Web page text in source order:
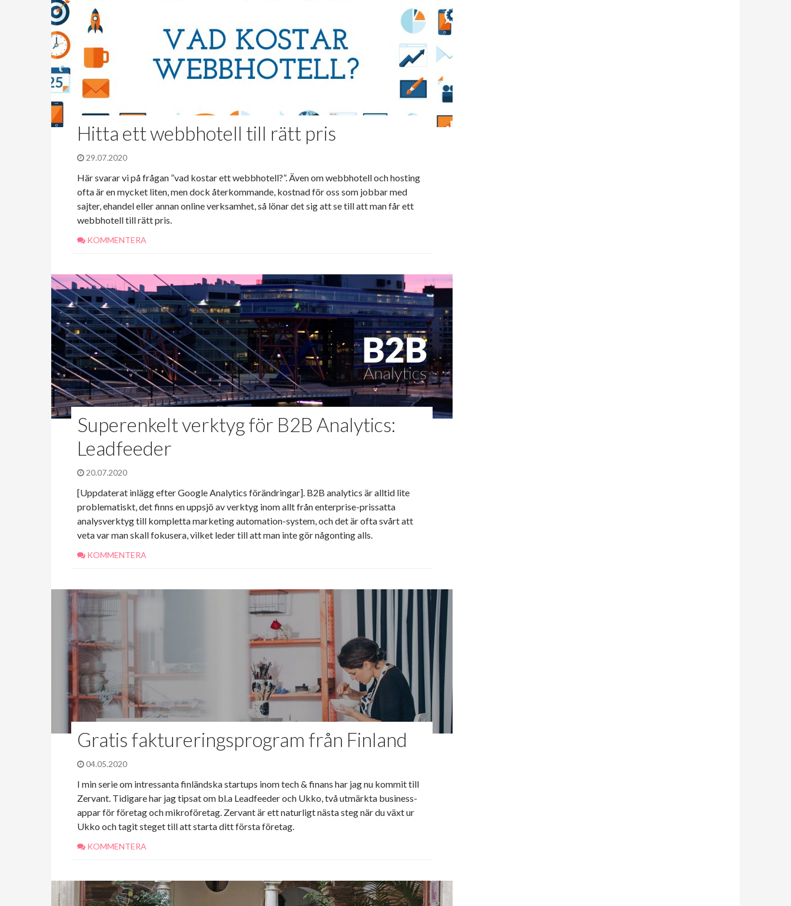
Hitta ett webbhotell till rätt pris
29.07.2020
Här svarar vi på frågan ”vad kostar ett webbhotell?”. Även om webbhotell och hosting
ofta är en mycket liten, men dock återkommande, kostnad för oss som jobbar med
sajter, ehandel eller annan online verksamhet, så lönar det sig att se till att man får ett
webbhotell till rätt pris.
KOMMENTERA
Superenkelt verktyg för B2B Analytics:
Leadfeeder
20.07.2020
[Uppdaterat inlägg efter Google Analytics förändringar]. B2B analytics är alltid lite
problematiskt, det finns en uppsjö av verktyg inom allt från enterprise-prissatta
analysverktyg till kompletta marketing automation-system, och det är ofta svårt att
veta var man skall fokusera, vilket leder till att man inte gör någonting alls.
KOMMENTERA
Gratis faktureringsprogram från Finland
04.05.2020
I min serie om intressanta finländska startups inom tech & finans har jag nu kommit till
Zervant. Tidigare har jag tipsat om bl.a Leadfeeder och Ukko, två utmärkta business-
appar för företag och mikroföretag. Zervant är ett naturligt nästa steg när du växt ur
Ukko och tagit steget till att starta ditt första företag.
KOMMENTERA